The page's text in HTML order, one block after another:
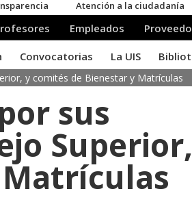
y comités de Bienestar y Matrículas
sus
Superior,